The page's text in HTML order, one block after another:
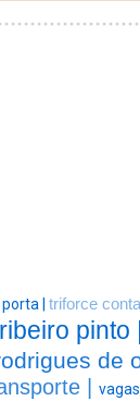
porta | triforce
pinto |
de
| vagas |